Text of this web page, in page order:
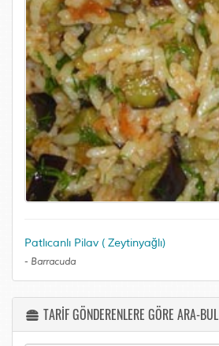
Patlıcanlı Pilav ( Zeytinyağlı)
- Barracuda
TARİF GÖNDERENLERE GÖRE ARA-BUL